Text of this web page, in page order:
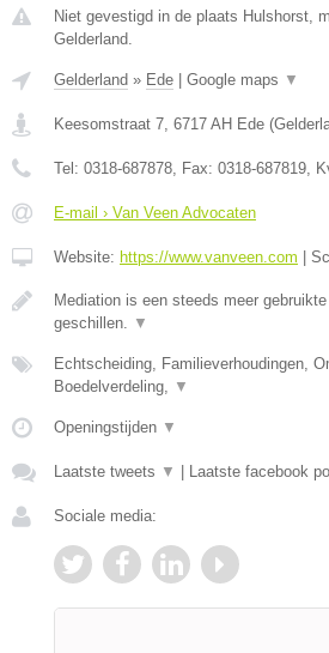
Niet gevestigd in de plaats Hulshorst,
Gelderland.
Gelderland » Ede Google maps ▼
Keesomstraat 7, 6717 AH Ede (
Tel: 0318-687878, Fax: 0318-687819,
E-mail › Van Veen Advocaten
Website: https://www.vanveen.com
Mediation is een steeds meer
geschillen. ▼
Echtscheiding, Familieverhoudingen,
Boedelverdeling, ▼
Openingstijden ▼
Laatste tweets ▼ Laatste facebook
Sociale media: